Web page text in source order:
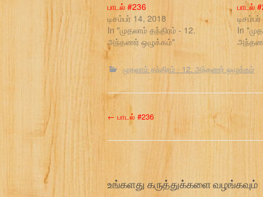
பாடல் #236
டிசம்பர் 14, 2018
In "முதலாம் தந்திரம் - 12.
அந்தணர் ஒழுக்கம்"
பாடல்
In
முதலாம் தந்திரம் - 12. அந்தணர் ஒழுக்கம்
P
o
← பாடல் #236
உங்களது கருத்துக்களை வழங்கவும்